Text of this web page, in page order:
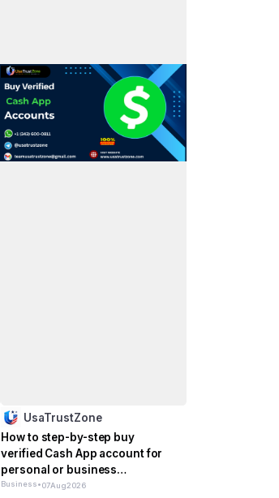
UsaTrustZone
How to step-by-step buy
verified Cash App account for
personal or business
management
Business•07Aug2026